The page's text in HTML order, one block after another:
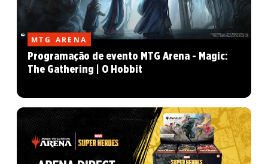
MTG ARENA
Programação de evento MTG Arena - Magic:
The Gathering | O Hobbit